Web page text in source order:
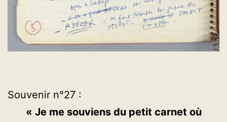
Souvenir n°27 :
« Je me souviens du petit carnet où